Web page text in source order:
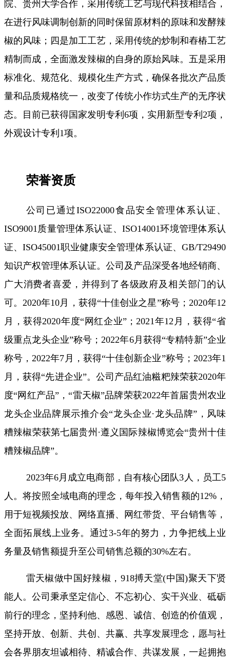
院、贵州大学合作，采用传统工艺与现代科技相结合，
在进行风味调制创新的同时保留原材料的原味和发酵辣
椒的风味；四是加工工艺，采用传统的炒制和舂樁工艺
精制而成，全面激发辣椒的自身的原始风味。五是采用
标准化、规范化、规模化生产方式，确保各批次产品质
量和品质规格统一，改变了传统小作坊式生产的无序状
态。目前已获得国家发明专利6项，实用新型专利2项，
外观设计专利1项。
荣誉资质
公司已通过ISO22000食品安全管理体系认证、
ISO9001质量管理体系认证、ISO14001环境管理体系认
证、ISO45001职业健康安全管理体系认证、GB/T29490
知识产权管理体系认证。公司及产品深受各地经销商、
广大消费者喜爱，并得到了各级政府及相关部门的认
可。2020年10月，获得“十佳创业之星”称号；2020年12
月，获得2020年度“网红企业”；2021年12月，获得“省
级重点龙头企业”称号；2022年6月获得“专精特新”企业
称号，2022年7月，获得“十佳创新企业”称号；2023年1
月，获得“先进企业”。公司产品红油糍粑辣荣获2020年
度“网红产品”，“雷天椒”品牌荣获2022年首届贵州农业
龙头企业品牌展示推介会“龙头企业·龙头品牌”，风味
糟辣椒荣获第七届贵州·遵义国际辣椒博览会“贵州十佳
糟辣椒品牌”。
2023年6月成立电商部，自有核心团队3人，员工5
人。将按照全域电商的理念，每年投入销售额的12%，
用于短视频投放、网络直播、网红带货、平台销售等，
全面拓展线上业务。通过3-5年的努力，力争把线上业
务量及销售额提升至公司销售总额的30%左右。
雷天椒做中国好辣椒，918搏天堂(中国)聚天下贤
能人。公司秉承坚定信心、不忘初心、实干兴业、砥砺
前行的理念，坚持利他、感恩、诚信、创造的价值观，
坚持开放、创新、共创、共赢、共享发展理念，愿与社
会各界朋友坦诚相待、精诚合作、共谋发展，一起拥抱